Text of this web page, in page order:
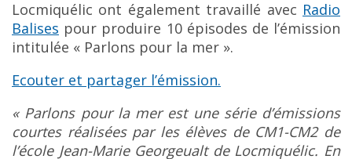
Locmiquélic ont également travaillé avec Radio
Balises pour produire 10 épisodes de l’émission
intitulée « Parlons pour la mer ».
Ecouter et partager l’émission.
« Parlons pour la mer est une série d’émissions
courtes réalisées par les élèves de CM1-CM2 de
l’école Jean-Marie Georgeualt de Locmiquélic. En